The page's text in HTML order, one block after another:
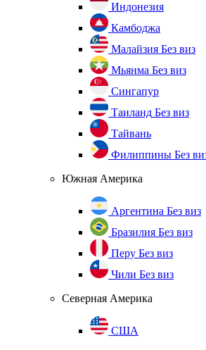
Индонезия
Камбоджа
Малайзия Без виз
Мьянма Без виз
Сингапур
Таиланд Без виз
Тайвань
Филиппины Без
Южная Америка
Аргентина Без виз
Бразилия Без виз
Перу Без виз
Чили Без виз
Северная Америка
США